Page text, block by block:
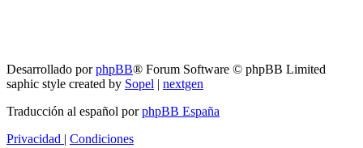
Desarrollado porphpBB® Forum Software © phpBB Limited
saphic style created by Sopel | nextgen
Traducción al español porphpBB España
Privacidad | Condiciones